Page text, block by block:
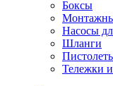
Боксы
Насосы
Шланги
Тележки